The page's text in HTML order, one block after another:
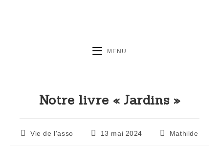
MENU
Notre livre « Jardins »
Vie de l'asso 13 mai 2024 Mathilde